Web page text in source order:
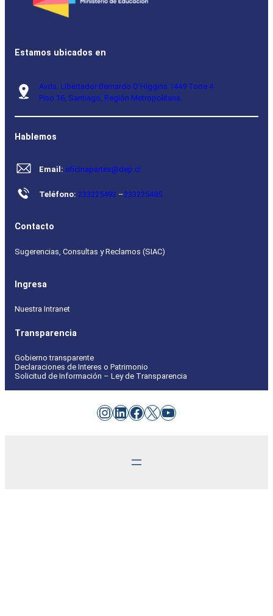
Estamos ubicados en
Avda. Libertador Bernardo O’Higgins 1449 Torre 4
Piso 16, Santiago, Región Metropolitana.
Hablemos
Email: oficinapartes@dep.cl
Teléfono: 233225492 –233225485
Contacto
Sugerencias, Consultas y Reclamos (SIAC)
Ingresa
Nuestra Intranet
Transparencia
Gobierno transparente
Declaraciones de Interes o Patrimonio
Solicitud de Información – Ley de Transparencia
Instagram
LinkedIn
Facebook
X YouTube